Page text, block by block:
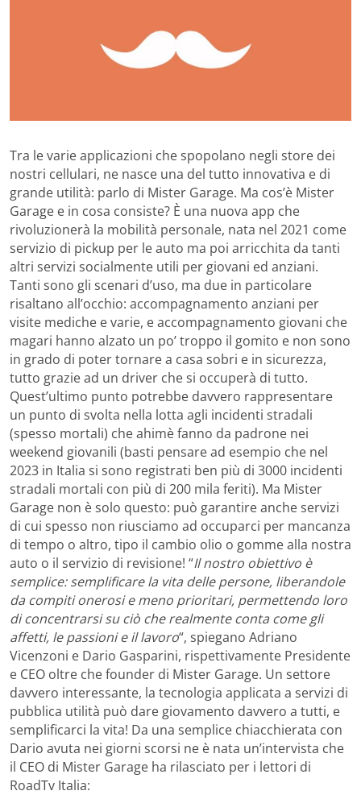
Tra le varie applicazioni che spopolano negli store dei
nostri cellulari, ne nasce una del tutto innovativa e di
grande utilità: parlo di Mister Garage. Ma cos’è Mister
Garage e in cosa consiste? È una nuova app che
rivoluzionerà la mobilità personale, nata nel 2021 come
servizio di pickup per le auto ma poi arricchita da tanti
altri servizi socialmente utili per giovani ed anziani.
Tanti sono gli scenari d’uso, ma due in particolare
risaltano all’occhio: accompagnamento anziani per
visite mediche e varie, e accompagnamento giovani che
magari hanno alzato un po’ troppo il gomito e non sono
in grado di poter tornare a casa sobri e in sicurezza,
tutto grazie ad un driver che si occuperà di tutto.
Quest’ultimo punto potrebbe davvero rappresentare
un punto di svolta nella lotta agli incidenti stradali
(spesso mortali) che ahimè fanno da padrone nei
weekend giovanili (basti pensare ad esempio che nel
2023 in Italia si sono registrati ben più di 3000 incidenti
stradali mortali con più di 200 mila feriti). Ma Mister
Garage non è solo questo: può garantire anche servizi
di cui spesso non riusciamo ad occuparci per mancanza
di tempo o altro, tipo il cambio olio o gomme alla nostra
auto o il servizio di revisione! “Il nostro obiettivo è
semplice: semplificare la vita delle persone, liberandole
da compiti onerosi e meno prioritari, permettendo loro
di concentrarsi su ciò che realmente conta come gli
affetti, le passioni e il lavoro“, spiegano Adriano
Vicenzoni e Dario Gasparini, rispettivamente Presidente
e CEO oltre che founder di Mister Garage. Un settore
davvero interessante, la tecnologia applicata a servizi di
pubblica utilità può dare giovamento davvero a tutti, e
semplificarci la vita! Da una semplice chiacchierata con
Dario avuta nei giorni scorsi ne è nata un’intervista che
il CEO di Mister Garage ha rilasciato per i lettori di
RoadTv Italia: